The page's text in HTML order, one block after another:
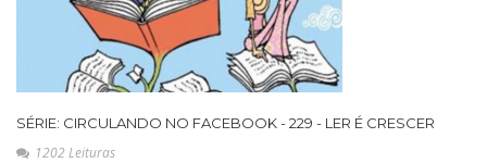
SÉRIE: CIRCULANDO NO FACEBOOK - 229 - LER É CRESCER
1202 Leituras